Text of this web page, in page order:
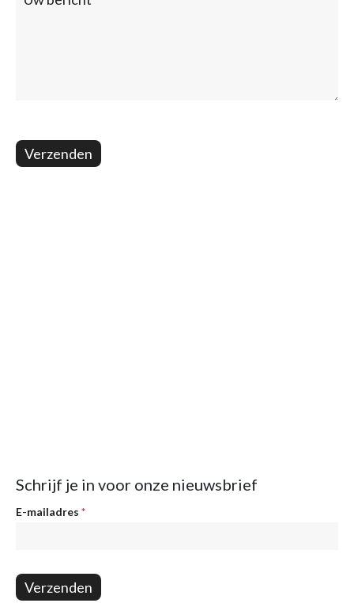
Verzenden
Schrijf je in voor onze nieuwsbrief
Nieuwsbrief
E-mailadres *
Verzenden